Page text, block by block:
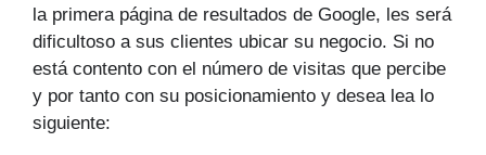
la primera página de resultados de Google, les será
dificultoso a sus clientes ubicar su negocio. Si no
está contento con el número de visitas que percibe
y por tanto con su posicionamiento y desea lea lo
siguiente: